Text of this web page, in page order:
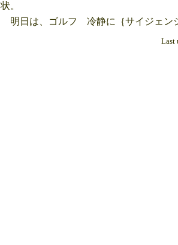
状。
明日は、ゴルフ 冷静に｛サイジェン
Last